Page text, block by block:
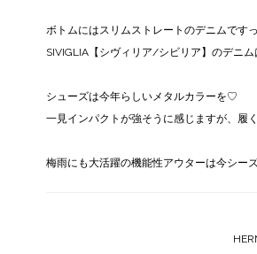
ボトムにはスリムストレートのデニムです
SIVIGLIA【シヴィリア/シビリア】のデニ
シューズは今年らしいメタルカラーを♡
一見インパクトが強そうに感じますが、履
梅雨にも大活躍の機能性アウターは今シー